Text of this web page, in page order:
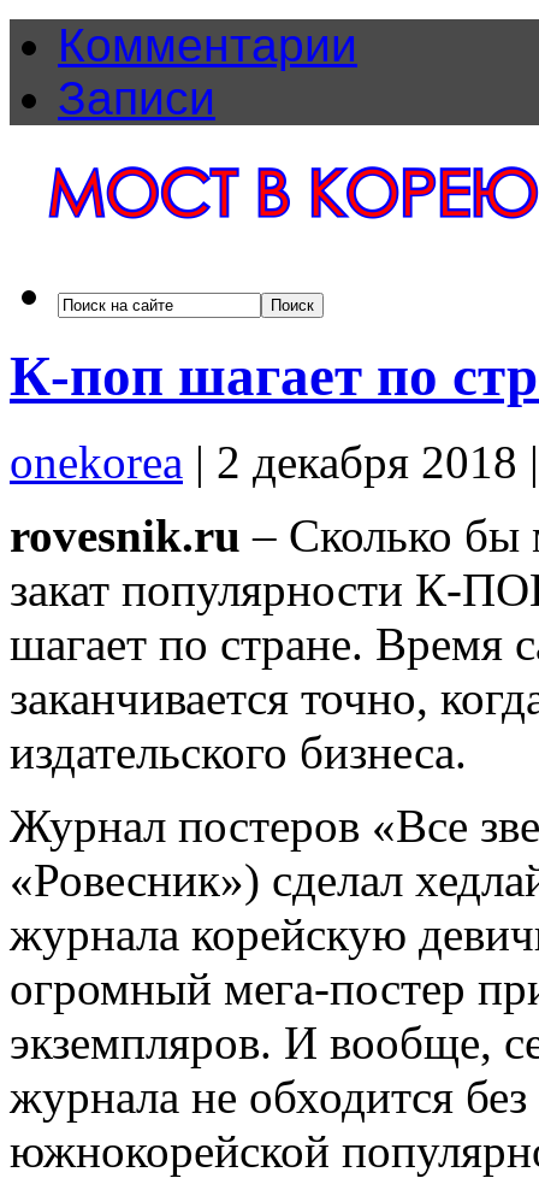
Комментарии
Записи
К-поп шагает по
onekorea | 2 декабря 2018
rovesnik.ru – Сколько бы
закат популярности К-
шагает по стране. Время
заканчивается точно,
издательского бизнеса.
Журнал постеров «Все
«Ровесник») сделал
журнала корейскую
огромный мега-постер
экземпляров. И вообще,
журнала не обходится
южнокорейской